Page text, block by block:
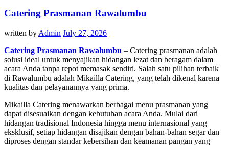
Catering Prasmanan Rawalumbu
written by Admin July 27, 2026
Catering Prasmanan Rawalumbu – Catering prasmanan adalah
solusi ideal untuk menyajikan hidangan lezat dan beragam dalam
acara Anda tanpa repot memasak sendiri. Salah satu pilihan terbaik
di Rawalumbu adalah Mikailla Catering, yang telah dikenal karena
kualitas dan pelayanannya yang prima.
Mikailla Catering menawarkan berbagai menu prasmanan yang
dapat disesuaikan dengan kebutuhan acara Anda. Mulai dari
hidangan tradisional Indonesia hingga menu internasional yang
eksklusif, setiap hidangan disajikan dengan bahan-bahan segar dan
diproses dengan standar kebersihan dan keamanan pangan yang